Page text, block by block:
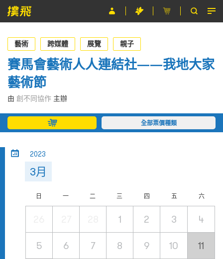
節目
主辦單位
關於撲飛
條款及細則
EN
藝術 跨媒體 展覽 親子
賽馬會藝術人人連結社——我地大家
藝術節
由 創不同協作 主辦
全部票價種類
2023
3月
日 一 二 三 四 五 六
1 2 3 4
5 6 7 8 9 10 11